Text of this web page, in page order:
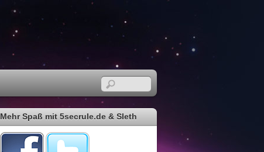
Mehr Spaß mit 5secrule.de & Sleth